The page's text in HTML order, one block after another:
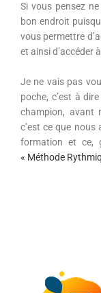
Si vous pensez
bon endroit
vous permettre
et ainsi d’accéder
Je ne vais pas
poche, c’est à
champion, avant
c’est ce que
formation et ce,
« Méthode